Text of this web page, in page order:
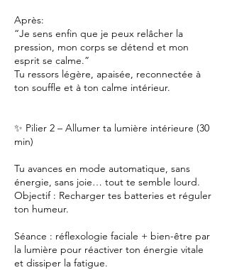
Après:
“Je sens enfin que je peux relâcher la
pression, mon corps se détend et mon
esprit se calme.”
Tu ressors légère, apaisée, reconnectée à
ton souffle et à ton calme intérieur.
✨ Pilier 2 – Allumer ta lumière intérieure (30
min)
Tu avances en mode automatique, sans
énergie, sans joie… tout te semble lourd.
Objectif : Recharger tes batteries et réguler
ton humeur.
Séance : réflexologie faciale + bien-être par
la lumière pour réactiver ton énergie vitale
et dissiper la fatigue.